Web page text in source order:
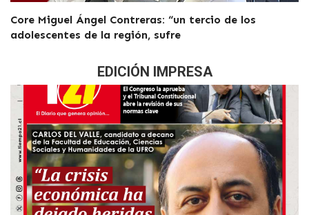
Core Miguel Ángel Contreras: “un tercio de los
adolescentes de la región, sufre
EDICIÓN IMPRESA